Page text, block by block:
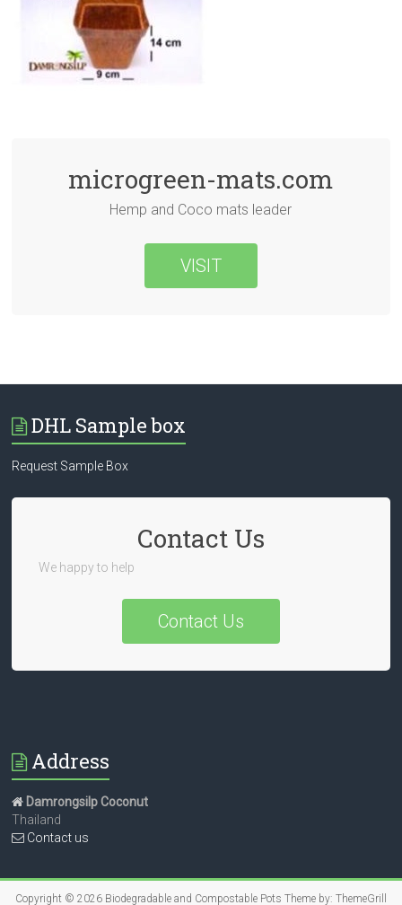
microgreen-mats.com
Hemp and Coco mats leader
VISIT
DHL Sample box
Request Sample Box
Contact Us
We happy to help
Contact Us
Address
Damrongsilp Coconut
Thailand
Contact us
Copyright © 2026 Biodegradable and Compostable Pots Theme by: ThemeGrill